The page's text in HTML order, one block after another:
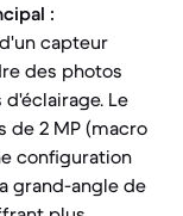
:
capteur
des photos
Le
de 2 MP (macro
configuration
grand-angle de